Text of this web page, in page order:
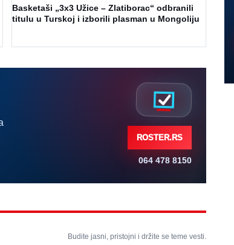
Basketaši „3x3 Užice – Zlatiborac“ odbranili
titulu u Turskoj i izborili plasman u Mongoliju
ROSTER.RS
064 478 8150
Budite jasni, pristojni i držite se teme vesti.